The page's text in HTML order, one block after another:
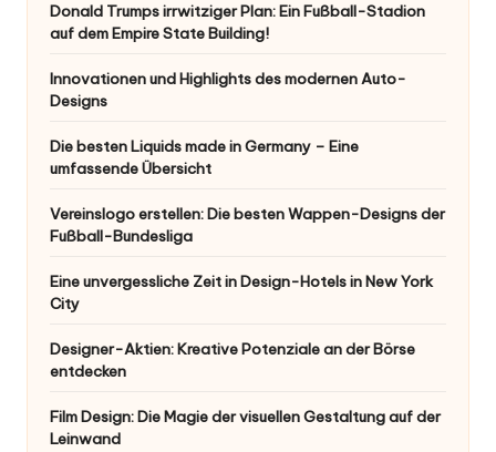
Donald Trumps irrwitziger Plan: Ein Fußball-Stadion
auf dem Empire State Building!
Innovationen und Highlights des modernen Auto-
Designs
Die besten Liquids made in Germany – Eine
umfassende Übersicht
Vereinslogo erstellen: Die besten Wappen-Designs der
Fußball-Bundesliga
Eine unvergessliche Zeit in Design-Hotels in New York
City
Designer-Aktien: Kreative Potenziale an der Börse
entdecken
Film Design: Die Magie der visuellen Gestaltung auf der
Leinwand